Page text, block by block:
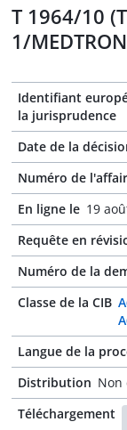
T 1964/10
1/
Identifiant
la jurisprudence
Date de la
Numéro de
En ligne le 19
Requête en
Numéro de la
Classe de la CIB
Langue de la
Distribution Non
Téléchargement